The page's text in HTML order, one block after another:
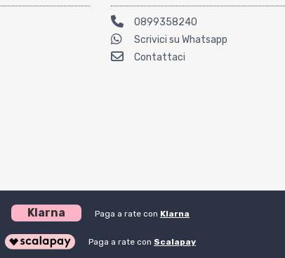
0899358240
Scrivici su Whatsapp
Contattaci
Klarna Paga a rate con Klarna
Paga a rate con Scalapay